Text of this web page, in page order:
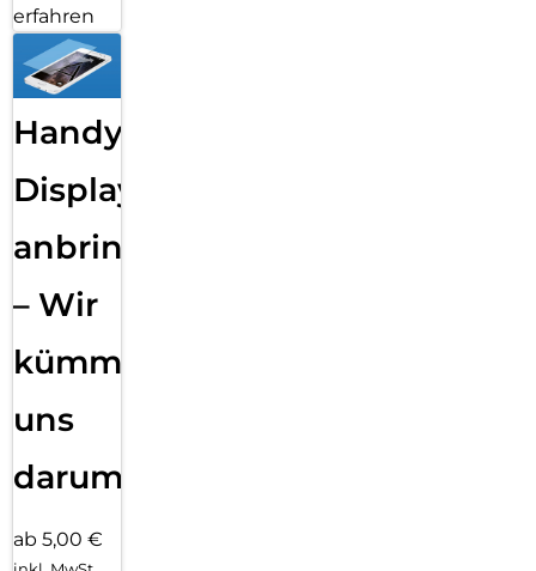
erfahren
Handy
Displayfolie
anbringen
– Wir
kümmern
uns
darum!
ab 5,00 €